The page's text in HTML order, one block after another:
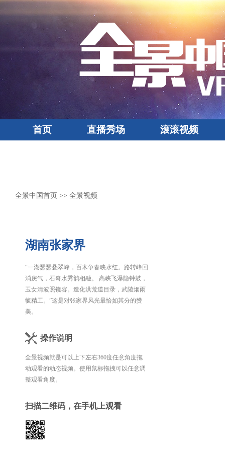
首页 直播秀场 滚滚视频
全景中国首页 >> 全景视频
湖南张家界
“一湖瑟瑟叠翠峰，百木争春映水红。路转峰回
消戾气，石奇水秀韵相融。 高峡飞瀑隐钟鼓，
玉女清波照镜容。造化洪荒道目录，武陵烟雨
毓精工。”这是对张家界风光最恰如其分的赞
美。
操作说明
全景视频就是可以上下左右360度任意角度拖
动观看的动态视频。使用鼠标拖拽可以任意调
整观看角度。
扫描二维码，在手机上观看